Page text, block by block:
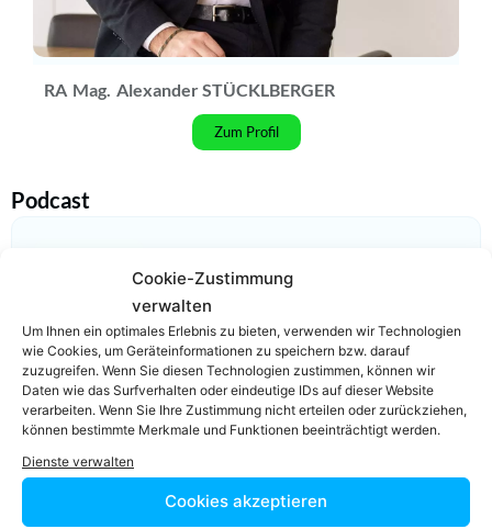
Cookie-Zustimmung
verwalten
Um Ihnen ein optimales Erlebnis zu bieten, verwenden wir Technologien
wie Cookies, um Geräteinformationen zu speichern bzw. darauf
zuzugreifen. Wenn Sie diesen Technologien zustimmen, können wir
Daten wie das Surfverhalten oder eindeutige IDs auf dieser Website
verarbeiten. Wenn Sie Ihre Zustimmung nicht erteilen oder zurückziehen,
können bestimmte Merkmale und Funktionen beeinträchtigt werden.
Dienste verwalten
Cookies akzeptieren
RA Mag. Alexander STÜCKLBERGER
Zum Profil
Podcast
Video-Podcast #69 Katharina Echerer – Verlagsleitung
Recht, Wirtschaft, Steuern facultas Verlag